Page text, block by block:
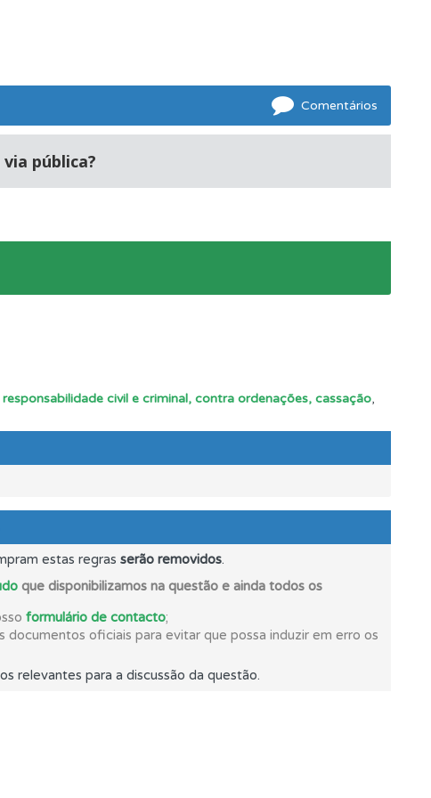
Comentários
pública?
civil e criminal, contra ordenações, cassação,
estas regras serão removidos.
que disponibilizamos na questão e ainda todos os
formulário de contacto;
documentos oficiais para evitar que possa induzir em erro os
relevantes para a discussão da questão.